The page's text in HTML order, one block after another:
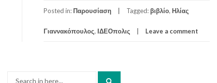
Posted in: Παρουσίαση Tagged: βιβλίο, Ηλίας
Γιαννακόπουλος, ΙΔΕΟπολις Leave a comment